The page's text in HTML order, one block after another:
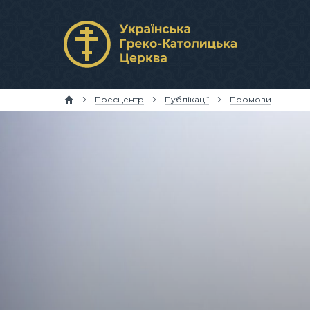
Пресцентр Публікації Промови